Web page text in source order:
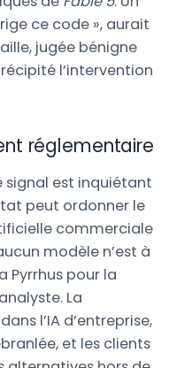
ce code », aurait
jugée bénigne
l’intervention
réglementaire
signal est inquiétant
peut ordonner le
commerciale
modèle n’est à
Pyrrhus pour la
La
l’IA d’entreprise,
et les clients